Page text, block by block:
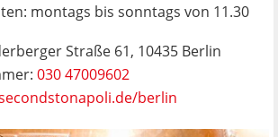
montags bis sonntags von 11.30
Straße 61, 10435 Berlin
030 47009602
berlin